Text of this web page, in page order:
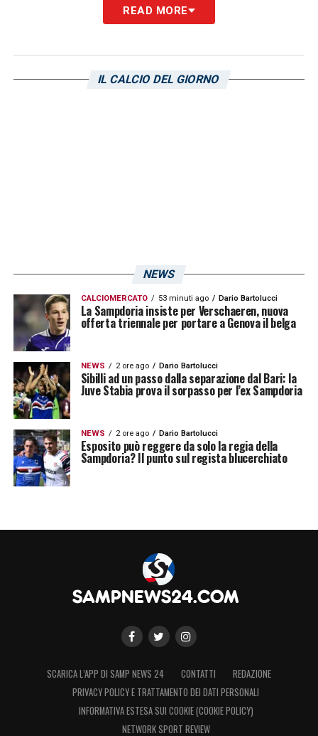
A celebrare questo trionfo è stato anche
foto del vincitore vestito, ovviamente, con i
colori più belli del mondo:
Visualizza questo post su Instagram
Un post condiviso da Sky Sport (Italia) (@skysport)
LA PLAYLIST DELLE NOSTRE TOP NEWS
READ MORE
IL CALCIO DEL GIORNO
NEWS
CALCIOMERCATO 53 minuti ago Dario Bartolucci
La Sampdoria insiste per Verschaeren, nuova
offerta triennale per portare a Genova il belga
NEWS 2 ore ago Dario Bartolucci
Sibilli ad un passo dalla separazione dal Bari: la
Juve Stabia prova il sorpasso per l’ex Sampdoria
NEWS 2 ore ago Dario Bartolucci
Esposito può reggere da solo la regia della
Sampdoria? Il punto sul regista blucerchiato
SCARICA L’APP DI SAMP NEWS 24 CONTATTI
REDAZIONE
PRIVACY POLICY E TRATTAMENTO DEI DATI PERSONALI
INFORMATIVA ESTESA SUI COOKIE (COOKIE POLICY)
NETWORK SPORT REVIEW